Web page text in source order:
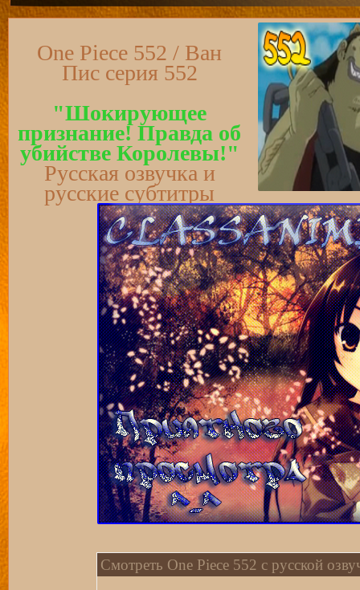
One Piece 552 / Ван
Пис серия 552
"Шокирующее
признание! Правда об
убийстве Королевы!"
Русская озвучка и
русские субтитры
Смотреть One Piece 552 с русской